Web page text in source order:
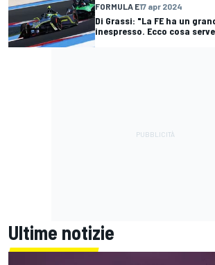
FORMULA E17 apr 2024
Di Grassi: "La FE ha un
inespresso. Ecco cosa
Ultime notizie